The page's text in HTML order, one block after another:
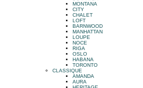
MONTANA
CITY
CHALET
LOFT
BARNWOOD
MANHATTAN
LOUPE
NOCE
RIGA
OSLO
HABANA
TORONTO
CLASSIQUE
AMANDA
AURA